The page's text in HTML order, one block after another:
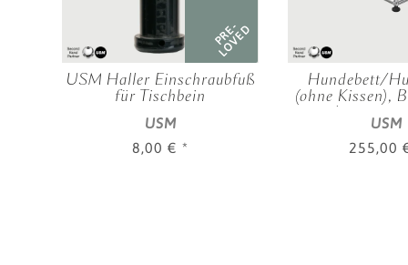
PRE-
LOVED
USM Haller Einschraubfuß
für Tischbein
USM
8,00 € *
Hundebett/
(ohne Kissen),
0,17 | 0,50 m,
Farben
USM
255,00